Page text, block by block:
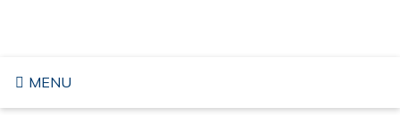
conteúdo
MENU